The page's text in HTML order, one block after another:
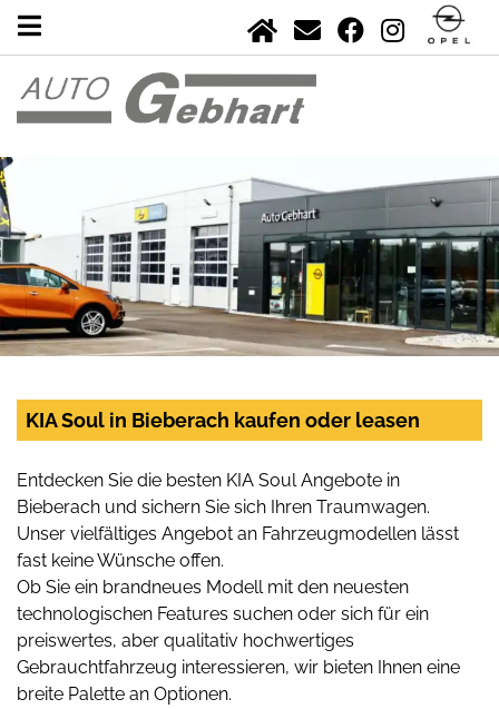
KIA Soul in Bieberach kaufen oder leasen
Entdecken Sie die besten KIA Soul Angebote in
Bieberach und sichern Sie sich Ihren Traumwagen.
Unser vielfältiges Angebot an Fahrzeugmodellen lässt
fast keine Wünsche offen.
Ob Sie ein brandneues Modell mit den neuesten
technologischen Features suchen oder sich für ein
preiswertes, aber qualitativ hochwertiges
Gebrauchtfahrzeug interessieren, wir bieten Ihnen eine
breite Palette an Optionen.